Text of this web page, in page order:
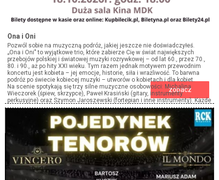
Ona i Oni
Pozwól sobie na muzyczną podróż, jakiej jeszcze nie doświadczyłeś.
„Ona i Oni" to wyjątkowe trio, które zabierze Cię w świat największych
przebojów polskiej i światowej muzyki rozrywkowej – od lat 60., przez 70.,
80. i 90., aż po hity XXI wieku. Tym razem jednak motywem przewodnim
koncertu jest kobieta – jej emocje, historie, siła i wrażliwość. To barwna
podróż po świecie kobiecej muzyki – utworów o kobietach i dla kobiet.
Na scenie spotykają się trzy silne muzyczne osobowości: Michalina
Wieczorek (śpiew, skrzypce), Paweł Krasiński (gitary, instrumenty
perkusyjne) oraz Szymon Jaroszewski (fortepian i inne instrumenty). Każde
z nich to multiinstrumentalista, co sprawia, że koncert jest pełen dynamiki,
zaskoczeń i muzycznych zwrotów akcji. Brzmienia przenikają się,
instrumenty zmieniają, a każdy utwór staje się małą, emocjonalną historią.
To nie jest zwykły koncert.
To spotkanie z muzyką w jej najbardziej autentycznej, poruszającej formie.
Intymna atmosfera, bliskość artystów i niezwykła energia sceniczna
sprawią, że publiczność da się całkowicie porwać dźwiękom. Przygotuj się na
wieczór, który zostanie z Tobą na długo – i na uczucie, że uczestniczysz w
czymś naprawdę wyjątkowym. Wielu powie po koncercie jedno: „Na czymś
takim jeszcze nie byłem".
Ona i Oni – zapraszamy na barwną podróż po świecie kobiecej muzyki.
zobacz